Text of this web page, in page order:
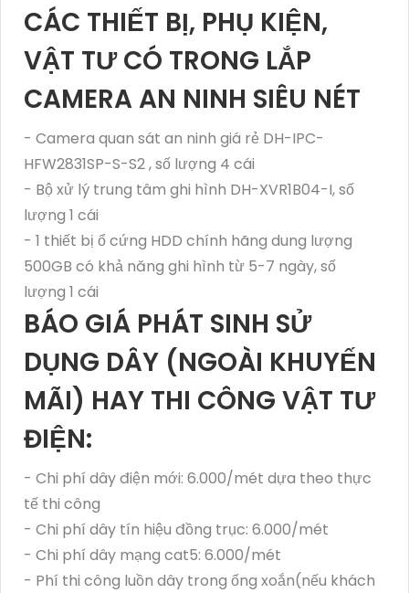
CÁC THIẾT BỊ, PHỤ KIỆN,
VẬT TƯ CÓ TRONG LẮP
CAMERA AN NINH SIÊU NÉT
- Camera quan sát an ninh giá rẻ DH-IPC-
HFW2831SP-S-S2 , số lượng 4 cái
- Bộ xử lý trung tâm ghi hình DH-XVR1B04-I, số
lượng 1 cái
- 1 thiết bị ổ cứng HDD chính hãng dung lượng
500GB có khả năng ghi hình từ 5-7 ngày, số
lượng 1 cái
BÁO GIÁ PHÁT SINH SỬ
DỤNG DÂY (NGOÀI KHUYẾN
MÃI) HAY THI CÔNG VẬT TƯ
ĐIỆN:
- Chi phí dây điện mới: 6.000/mét dựa theo thực
tế thi công
- Chi phí dây tín hiệu đồng trục: 6.000/mét
- Chi phí dây mạng cat5: 6.000/mét
- Phí thi công luồn dây trong ống xoắn(nếu khách